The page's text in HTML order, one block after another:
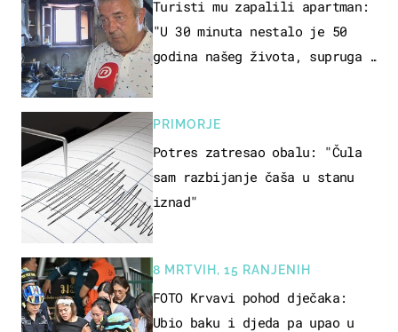
Turisti mu zapalili apartman:
"U 30 minuta nestalo je 50
godina našeg života, supruga i
PRIMORJE
Potres zatresao obalu: "Čula
sam razbijanje čaša u stanu
iznad"
8 MRTVIH, 15 RANJENIH
FOTO Krvavi pohod dječaka:
Ubio baku i djeda pa upao u